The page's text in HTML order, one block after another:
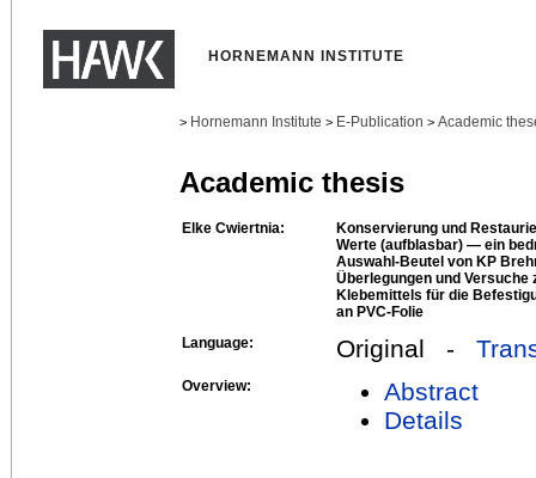
HORNEMANN INSTITUTE
> Hornemann Institute > E-Publication > Academic
Academic thesis
Elke Cwiertnia:
Konservierung und
Werte (aufblasbar) ― ein
Auswahl-Beutel von KP
Überlegungen und
Klebemittels für die
an PVC-Folie
Language:
Original -
Overview:
Abstract
Details